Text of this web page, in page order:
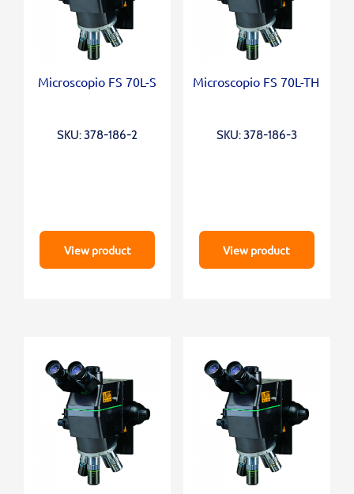
Microscopio FS 70L-S
SKU: 378-186-2
View product
Microscopio FS 70L-TH
SKU: 378-186-3
View product